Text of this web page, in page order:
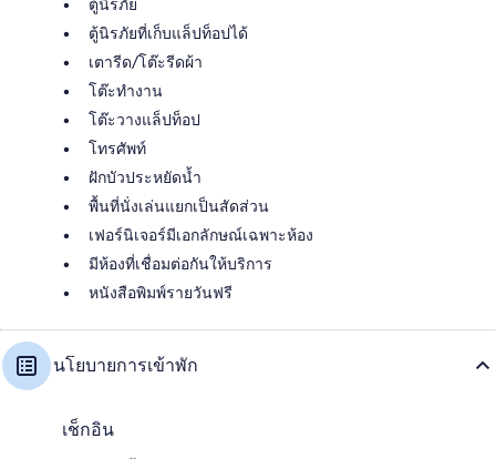
ตู้นิรภัย
ตู้นิรภัยที่เก็บแล็ปท็อปได้
เตารีด/โต๊ะรีดผ้า
โต๊ะทำงาน
โต๊ะวางแล็ปท็อป
โทรศัพท์
ฝักบัวประหยัดน้ำ
พื้นที่นั่งเล่นแยกเป็นสัดส่วน
เฟอร์นิเจอร์มีเอกลักษณ์เฉพาะห้อง
มีห้องที่เชื่อมต่อกันให้บริการ
หนังสือพิมพ์รายวันฟรี
นโยบายการเข้าพัก
เช็กอิน